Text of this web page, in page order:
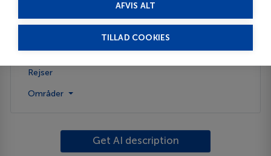
AFVIS ALT
TILLAD COOKIES
Crested Butte - CO
Beskrivelse
Rejser
Områder
Get AI description